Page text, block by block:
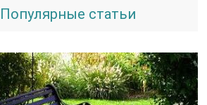
Популярные статьи